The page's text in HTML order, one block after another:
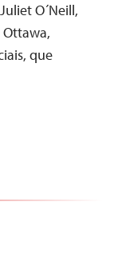
O´Neill,
que